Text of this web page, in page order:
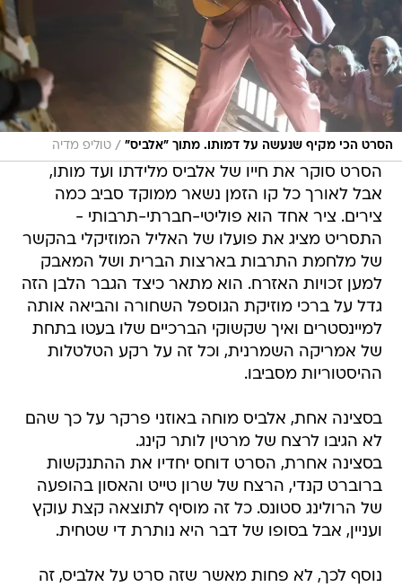
הסרט הכי מקיף שנעשה על דמותו. מתוך "אלביס" / טוליפ מדיה
הסרט סוקר את חייו של אלביס מלידתו ועד מותו,
אבל לאורך כל קו הזמן נשאר ממוקד סביב כמה
צירים. ציר אחד הוא פוליטי-חברתי-תרבותי -
התסריט מציג את פועלו של האליל המוזיקלי בהקשר
של מלחמת התרבות בארצות הברית ושל המאבק
למען זכויות האזרח. הוא מתאר כיצד הגבר הלבן הזה
גדל על ברכי מוזיקת הגוספל השחורה והביאה אותה
למיינסטרים ואיך שקשוקי הברכיים שלו בעטו בתחת
של אמריקה השמרנית, וכל זה על רקע הטלטלות
ההיסטוריות מסביבו.
בסצינה אחת, אלביס מוחה באוזני פרקר על כך שהם
לא הגיבו לרצח של מרטין לותר קינג.
בסצינה אחרת, הסרט דוחס יחדיו את ההתנקשות
ברוברט קנדי, הרצח של שרון טייט והאסון בהופעה
של הרולינג סטונס. כל זה מוסיף לתוצאה קצת עוקץ
ועניין, אבל בסופו של דבר היא נותרת די שטחית.
נוסף לכך, לא פחות מאשר שזה סרט על אלביס, זה